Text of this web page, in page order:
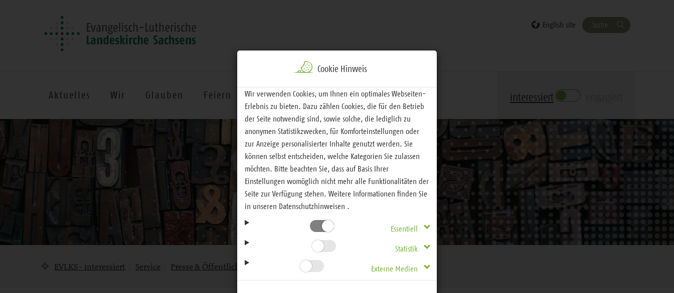
English site Suche
Aktuelles Wir Glauben Feiern Handeln Service interessiert
EVLKS - interessiert Service Presse & Öffentlichkeitsarbeit Pressemitteilungen der Landeskirche
Cookie Hinweis
Wir verwenden Cookies, um Ihnen ein optimales Webseiten-
Erlebnis zu bieten. Dazu zählen Cookies, die für den Betrieb
der Seite notwendig sind, sowie solche, die lediglich zu
anonymen Statistikzwecken, für Komforteinstellungen oder
zur Anzeige personalisierter Inhalte genutzt werden. Sie
können selbst entscheiden, welche Kategorien Sie zulassen
möchten. Bitte beachten Sie, dass auf Basis Ihrer
Einstellungen womöglich nicht mehr alle Funktionalitäten der
Seite zur Verfügung stehen. Weitere Informationen finden Sie
in unseren Datenschutzhinweisen .
Essentiell
Statistik
Externe Medien